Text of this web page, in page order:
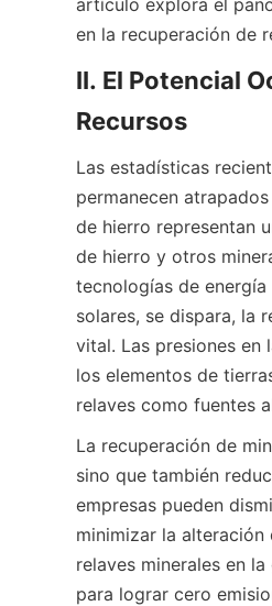
artículo explora el
en la recuperación de
II. El Potencial
Las estadísticas
permanecen
de hierro representan
de hierro y otros
tecnologías de
solares, se dispara, la
vital. Las presiones
los elementos de
relaves como fuentes
La recuperación de
sino que también
empresas pueden
minimizar la alteración
relaves minerales en
para lograr cero